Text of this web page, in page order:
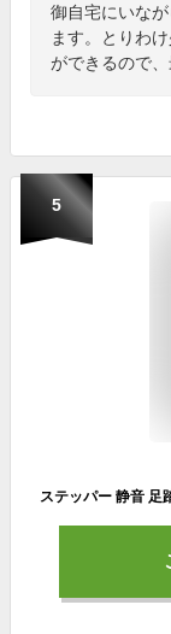
御自宅にいな
ます。とりわ
ができるので
5